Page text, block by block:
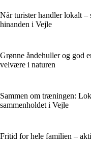
Når turister handler lokalt –
hinanden i Vejle
Grønne åndehuller og god
velvære i naturen
Sammen om træningen:
sammenholdet i Vejle
Fritid for hele familien –